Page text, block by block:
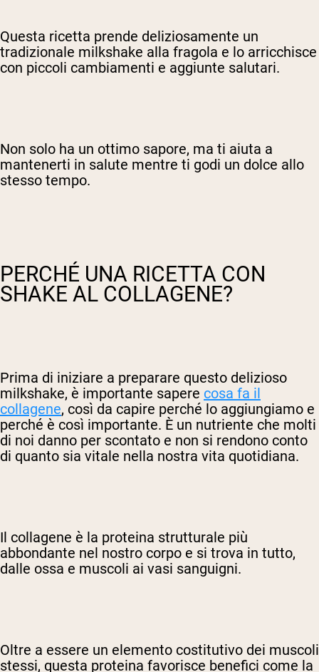
Questa ricetta prende deliziosamente un
tradizionale milkshake alla fragola e lo arricchisce
con piccoli cambiamenti e aggiunte salutari.
Non solo ha un ottimo sapore, ma ti aiuta a
mantenerti in salute mentre ti godi un dolce allo
stesso tempo.
PERCHÉ UNA RICETTA CON
SHAKE AL COLLAGENE?
Prima di iniziare a preparare questo delizioso
milkshake, è importante sapere cosa fa il
collagene, così da capire perché lo aggiungiamo e
perché è così importante. È un nutriente che molti
di noi danno per scontato e non si rendono conto
di quanto sia vitale nella nostra vita quotidiana.
Il collagene è la proteina strutturale più
abbondante nel nostro corpo e si trova in tutto,
dalle ossa e muscoli ai vasi sanguigni.
Oltre a essere un elemento costitutivo dei muscoli
stessi, questa proteina favorisce benefici come la